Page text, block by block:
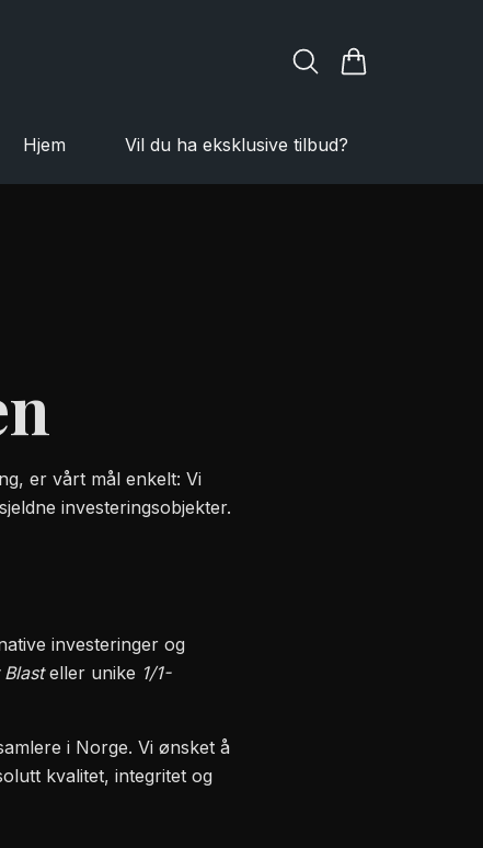
Hjem Vil du ha eksklusive tilbud?
er vårt mål enkelt: Vi
investeringsobjekter.
investeringer og
eller unike 1/1-
i Norge. Vi ønsket å
kvalitet, integritet og